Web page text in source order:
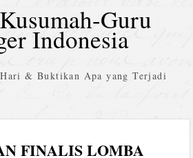
Guru
Indonesia
& Buktikan Apa yang Terjadi
FINALIS LOMBA